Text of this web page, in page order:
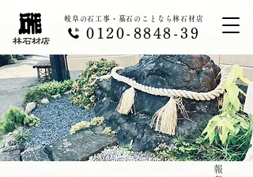
岐阜の石工事・墓石のことなら林石材店
0120-8848-39